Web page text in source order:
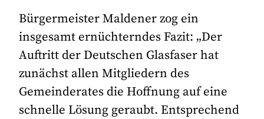
Bürgermeister Maldener zog ein
insgesamt ernüchterndes Fazit: „Der
Auftritt der Deutschen Glasfaser hat
zunächst allen Mitgliedern des
Gemeinderates die Hoffnung auf eine
schnelle Lösung geraubt. Entsprechend